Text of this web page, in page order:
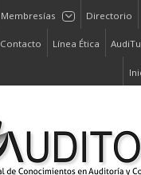
Membresías Directorio
Contacto Línea Ética